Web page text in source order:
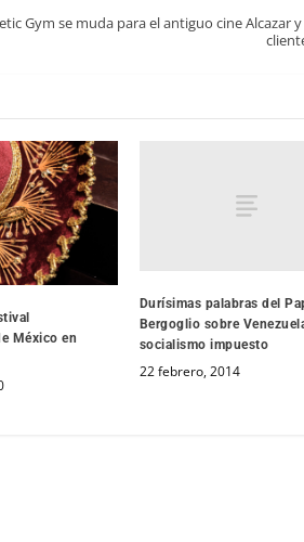
Gym se muda para el antiguo cine Alcazar
México en
Durísimas palabras del
Bergoglio sobre
socialismo impuesto
22 febrero, 2014